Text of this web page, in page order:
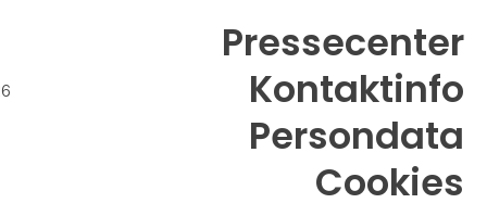
Pressecenter
Kontaktinfo
Persondata
Cookies